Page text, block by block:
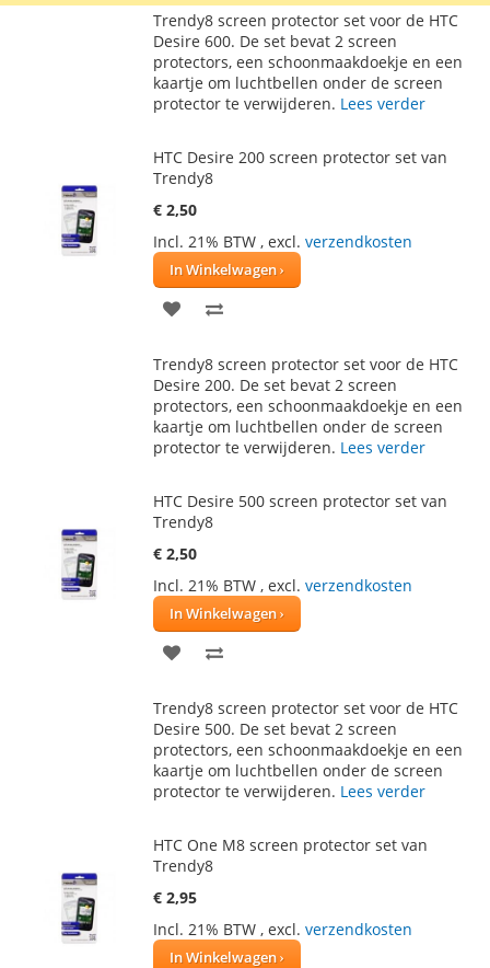
AAN
VERLANGLIJST
TE
VERGELIJKEN
Trendy8 screen protector set voor de HTC
Desire 600. De set bevat 2 screen
protectors, een schoonmaakdoekje en een
kaartje om luchtbellen onder de screen
protector te verwijderen. Lees verder
HTC Desire 200 screen protector set van
Trendy8
€ 2,50
Incl. 21% BTW , excl. verzendkosten
In Winkelwagen
VOEG
AAN
VERLANGLIJST
TE
VERGELIJKEN
Trendy8 screen protector set voor de HTC
Desire 200. De set bevat 2 screen
protectors, een schoonmaakdoekje en een
kaartje om luchtbellen onder de screen
protector te verwijderen. Lees verder
HTC Desire 500 screen protector set van
Trendy8
€ 2,50
Incl. 21% BTW , excl. verzendkosten
In Winkelwagen
VOEG
AAN
VERLANGLIJST
TE
VERGELIJKEN
Trendy8 screen protector set voor de HTC
Desire 500. De set bevat 2 screen
protectors, een schoonmaakdoekje en een
kaartje om luchtbellen onder de screen
protector te verwijderen. Lees verder
HTC One M8 screen protector set van
Trendy8
€ 2,95
Incl. 21% BTW , excl. verzendkosten
In Winkelwagen